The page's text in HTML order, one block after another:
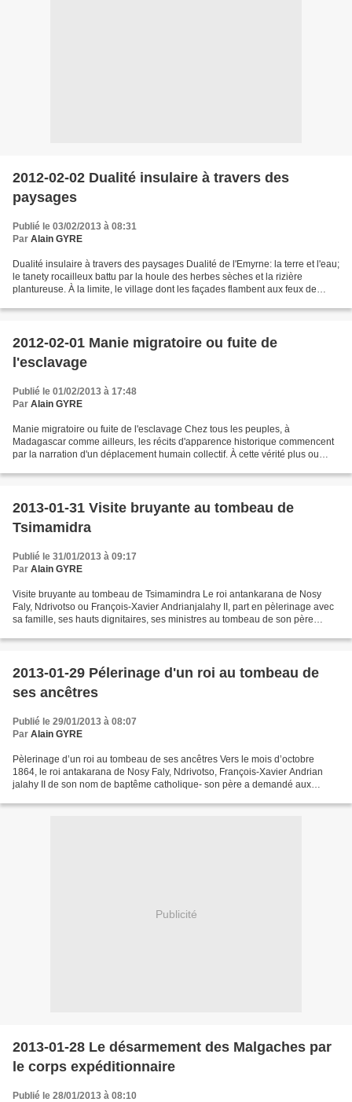
2012-02-02 Dualité insulaire à travers des
paysages
Publié le 03/02/2013 à 08:31
Par Alain GYRE
Dualité insulaire à travers des paysages Dualité de l'Emyrne: la terre et l'eau;
le tanety rocailleux battu par la houle des herbes sèches et la rizière
plantureuse. À la limite, le village dont les façades flambent aux feux de
2012-02-01 Manie migratoire ou fuite de
l'esclavage
Publié le 01/02/2013 à 17:48
Par Alain GYRE
Manie migratoire ou fuite de l'esclavage Chez tous les peuples, à
Madagascar comme ailleurs, les récits d'apparence historique commencent
par la narration d'un déplacement humain collectif. À cette vérité plus ou
2013-01-31 Visite bruyante au tombeau de
Tsimamidra
Publié le 31/01/2013 à 09:17
Par Alain GYRE
Visite bruyante au tombeau de Tsimamindra Le roi antankarana de Nosy
Faly, Ndrivotso ou François-Xavier Andrianjalahy II, part en pèlerinage avec
sa famille, ses hauts dignitaires, ses ministres au tombeau de son père
2013-01-29 Pélerinage d'un roi au tombeau de
ses ancêtres
Publié le 29/01/2013 à 08:07
Par Alain GYRE
Pèlerinage d’un roi au tombeau de ses ancêtres Vers le mois d’octobre
1864, le roi antakarana de Nosy Faly, Ndrivotso, François-Xavier Andrian
jalahy II de son nom de baptême catholique- son père a demandé aux
Publicité
2013-01-28 Le désarmement des Malgaches par
le corps expéditionnaire
Publié le 28/01/2013 à 08:10